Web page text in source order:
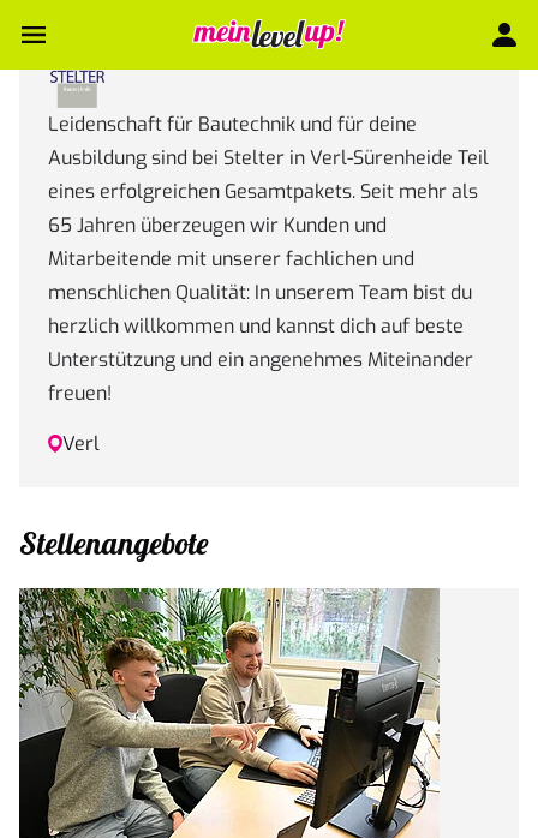
Leidenschaft für Bautechnik und für deine
Ausbildung sind bei Stelter in Verl-Sürenheide Teil
eines erfolgreichen Gesamtpakets. Seit mehr als
65 Jahren überzeugen wir Kunden und
Mitarbeitende mit unserer fachlichen und
menschlichen Qualität: In unserem Team bist du
herzlich willkommen und kannst dich auf beste
Unterstützung und ein angenehmes Miteinander
freuen!
Verl
Stellenangebote